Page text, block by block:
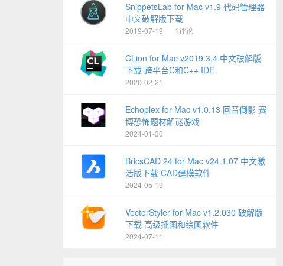
SnippetsLab for Mac v1.9 代码管理器
中文破解版下载
2019-07-19 1评论
CLion for Mac v2019.3.4 中文破解版
下载 跨平台C和C++ IDE
2020-02-21
Echoplex for Mac v1.0.13 回音倒影 赛
博恐怖题材解谜游戏
2024-01-30
BricsCAD 24 for Mac v24.1.07 中文激
活版下载 CAD建模软件
2024-05-19
VectorStyler for Mac v1.2.030 破解版
下载 高级插图和绘图软件
2024-07-11